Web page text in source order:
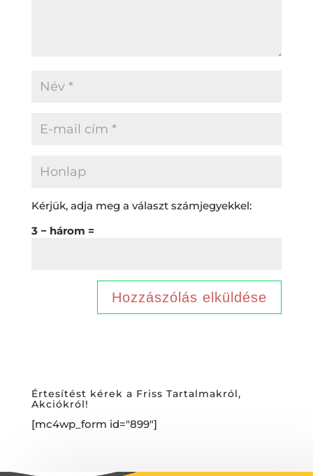
Kérjük, adja meg a választ számjegyekkel:
3 − három =
Értesítést kérek a Friss Tartalmakról,
Akciókról!
[mc4wp_form id="899"]